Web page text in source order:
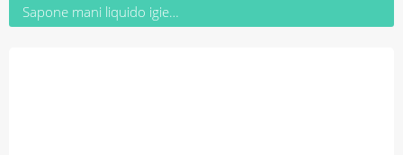
Sapone mani liquido igienizzante